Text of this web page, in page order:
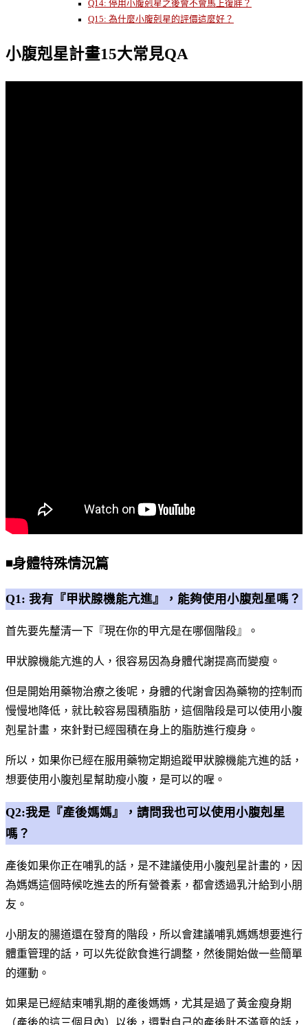
Q14: 停用小腹剋星之後會不會馬上復胖？
Q15: 為什麼小腹剋星的評價這麼好？
小腹剋星計畫15大常見QA
◾️身體特殊情況篇
Q1: 我有『甲狀腺機能亢進』，能夠使用小腹剋星嗎？
首先要先釐清一下『現在你的甲亢是在哪個階段』。
甲狀腺機能亢進的人，很容易因為身體代謝提高而變瘦。
但是開始用藥物治療之後呢，身體的代謝會因為藥物的控制而
慢慢地降低，就比較容易囤積脂肪，這個階段是可以使用小腹
剋星計畫，來針對已經囤積在身上的脂肪進行瘦身。
所以，如果你已經在服用藥物定期追蹤甲狀腺機能亢進的話，
想要使用小腹剋星幫助瘦小腹，是可以的喔。
Q2:我是『產後媽媽』，請問我也可以使用小腹剋星
嗎？
產後如果你正在哺乳的話，是不建議使用小腹剋星計畫的，因
為媽媽這個時候吃進去的所有營養素，都會透過乳汁給到小朋
友。
小朋友的腸道還在發育的階段，所以會建議哺乳媽媽想要進行
體重管理的話，可以先從飲食進行調整，然後開始做一些簡單
的運動。
如果是已經結束哺乳期的產後媽媽，尤其是過了黃金瘦身期